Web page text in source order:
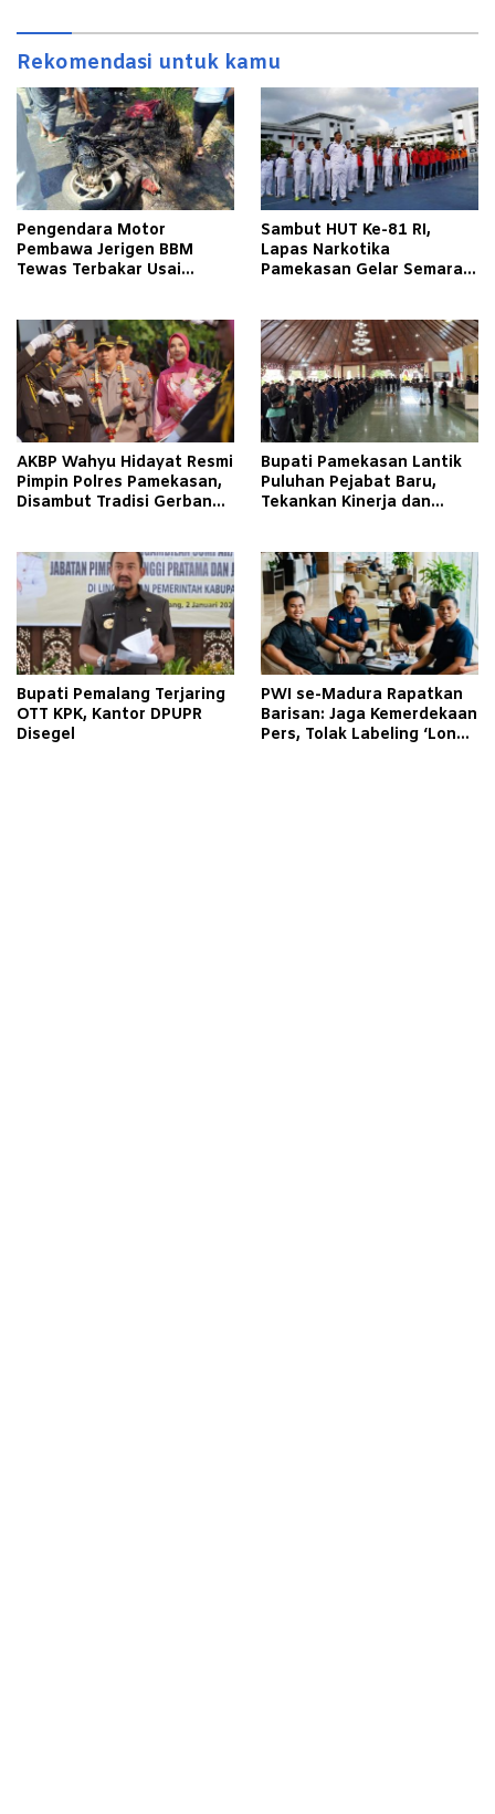
Rekomendasi untuk kamu
Pengendara Motor
Pembawa Jerigen BBM
Tewas Terbakar Usai
Pamekasan
Sambut HUT Ke-81 RI,
Lapas Narkotika
Pamekasan Gelar Semarak
AKBP Wahyu Hidayat Resmi
Pimpin Polres Pamekasan,
Disambut Tradisi Gerbang
Bupati Pamekasan Lantik
Puluhan Pejabat Baru,
Tekankan Kinerja dan
Bupati Pemalang Terjaring
OTT KPK, Kantor DPUPR
Disegel
PWI se-Madura Rapatkan
Barisan: Jaga Kemerdekaan
Pers, Tolak Labeling ‘Londo